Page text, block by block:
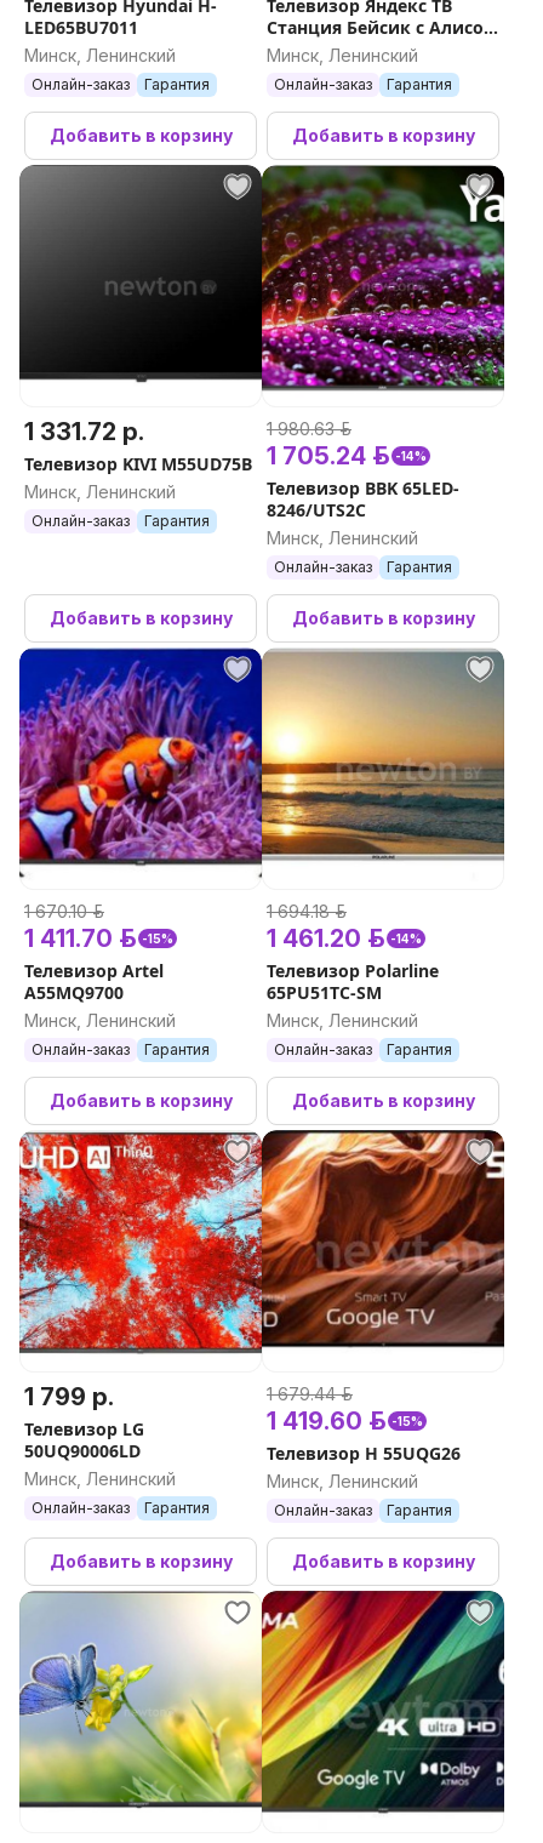
Телевизор Hyundai H-
LED65BU7011
Минск, Ленинский
Онлайн-заказ Гарантия
Добавить в корзину
Телевизор Яндекс ТВ
Станция Бейсик с Алисой
50 YNDX-00075
Минск, Ленинский
Онлайн-заказ Гарантия
Добавить в корзину
1 331.72 р.
Телевизор KIVI M55UD75B
Минск, Ленинский
Онлайн-заказ Гарантия
Добавить в корзину
1 980.63 р.
1 705.24 р. -14%
Телевизор BBK 65LED-
8246/UTS2C
Минск, Ленинский
Онлайн-заказ Гарантия
Добавить в корзину
1 670.10 р.
1 411.70 р. -15%
Телевизор Artel
A55MQ9700
Минск, Ленинский
Онлайн-заказ Гарантия
Добавить в корзину
1 694.18 р.
1 461.20 р. -14%
Телевизор Polarline
65PU51TC-SM
Минск, Ленинский
Онлайн-заказ Гарантия
Добавить в корзину
1 799 р.
Телевизор LG
50UQ90006LD
Минск, Ленинский
Онлайн-заказ Гарантия
Добавить в корзину
1 679.44 р.
1 419.60 р. -15%
Телевизор H 55UQG26
Минск, Ленинский
Онлайн-заказ Гарантия
Добавить в корзину